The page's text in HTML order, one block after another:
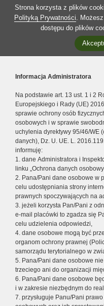
Strona korzysta z plików
Polityką Prywatności.
dostępu do plików
Informacja Administratora
Na podstawie art. 13 ust. 1 i 2
Europejskiego i Rady (UE)
sprawie ochrony osób
osobowych i w sprawie
uchylenia dyrektywy 95/46/WE
danych), Dz. U. UE. L.
informuję:
1. dane Administratora i
linku „Ochrona danych
2. Pana/Pani dane osobowe w
celu udostępniania strony
prawnych spoczywających na
3. jeżeli korzysta Pan/Pani z
e-mail placówki to zgadza się
celu udzielenia odpowiedzi,
4. dane osobowe mogą być
organom ochrony prawnej
samorządu terytorialnego w
5. Pana/Pani dane osobowe
trzeciego ani do organizacji
6. Pana/Pani dane osobowe
i w zakresie niezbędnym do
7. przysługuje Panu/Pani